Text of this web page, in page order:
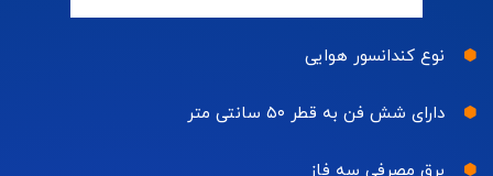
نوع کندانسور هوایی
دارای شش فن به قطر ۵۰ سانتی متر
برق مصرفی سه فاز